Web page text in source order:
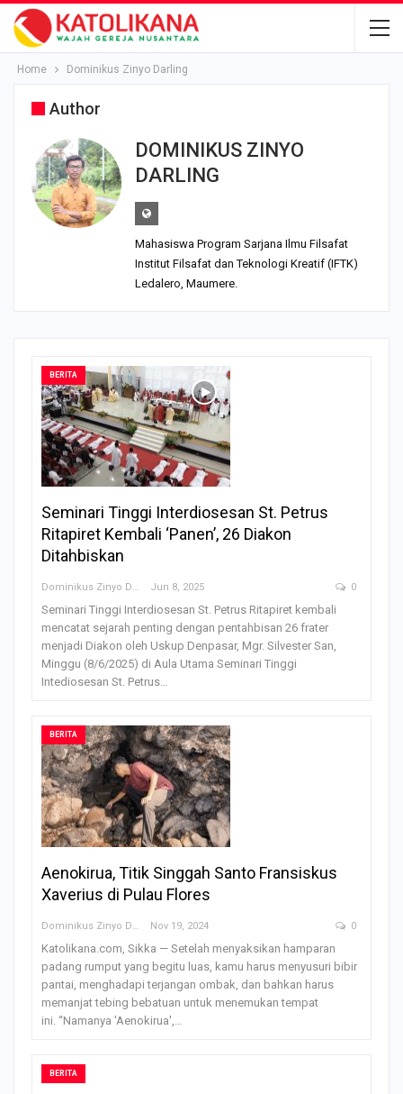
Home Dominikus Zinyo Darling
Author
DOMINIKUS ZINYO
DARLING
Mahasiswa Program Sarjana Ilmu Filsafat
Institut Filsafat dan Teknologi Kreatif (IFTK)
Ledalero, Maumere.
BERITA
Seminari Tinggi Interdiosesan St. Petrus
Ritapiret Kembali ‘Panen’, 26 Diakon
Ditahbiskan
Dominikus Zinyo Darling Jun 8, 2025 0
Seminari Tinggi Interdiosesan St. Petrus Ritapiret kembali
mencatat sejarah penting dengan pentahbisan 26 frater
menjadi Diakon oleh Uskup Denpasar, Mgr. Silvester San,
Minggu (8/6/2025) di Aula Utama Seminari Tinggi
Intediosesan St. Petrus…
BERITA
Aenokirua, Titik Singgah Santo Fransiskus
Xaverius di Pulau Flores
Dominikus Zinyo Darling Nov 19, 2024 0
Katolikana.com, Sikka — Setelah menyaksikan hamparan
padang rumput yang begitu luas, kamu harus menyusuri bibir
pantai, menghadapi terjangan ombak, dan bahkan harus
memanjat tebing bebatuan untuk menemukan tempat
ini. “Namanya 'Aenokirua',…
BERITA